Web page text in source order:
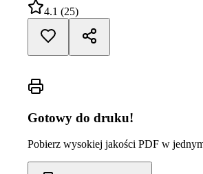
4.1 (25)
Gotowy do druku!
Pobierz wysokiej jakości PDF w